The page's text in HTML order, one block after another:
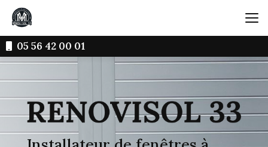
Aller
contenu
principal05 56 42 00 01